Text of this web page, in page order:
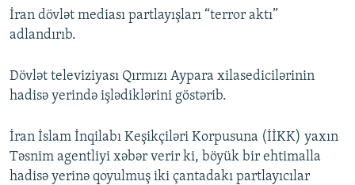
İran dövlət mediası partlayışları “terror aktı”
adlandırıb.
Dövlət televiziyası Qırmızı Aypara xilasedicilərinin
hadisə yerində işlədiklərini göstərib.
İran İslam İnqilabı Keşikçiləri Korpusuna (İİKK) yaxın
Təsnim agentliyi xəbər verir ki, böyük bir ehtimalla
hadisə yerinə qoyulmuş iki çantadakı partlayıcılar